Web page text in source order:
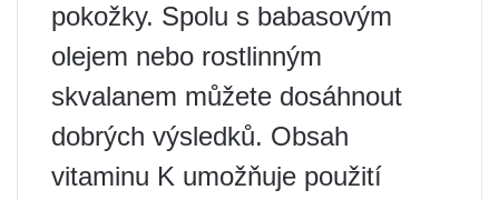
pokožky. Spolu s babasovým
olejem nebo rostlinným
skvalanem můžete dosáhnout
dobrých výsledků. Obsah
vitaminu K umožňuje použití